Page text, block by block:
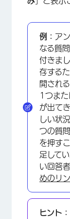
例： ア
なる質
付きま
存する
開され
1つま
が出て
しい状
つの質
を押す
足して
い回答
めのリ
ヒント：